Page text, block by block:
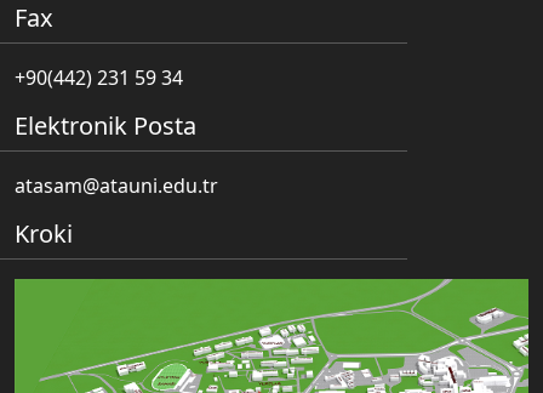
Fax
+90(442) 231 59 34
Elektronik Posta
atasam@atauni.edu.tr
Kroki